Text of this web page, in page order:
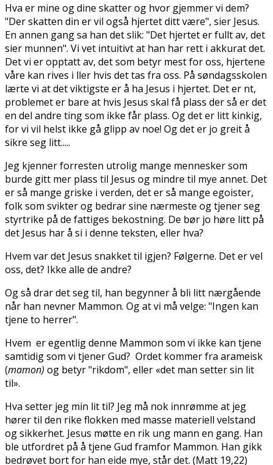
Hva er mine og dine skatter og hvor gjemmer vi dem?
"Der skatten din er vil også hjertet ditt være", sier Jesus.
En annen gang sa han det slik: "Det hjertet er fullt av, det
sier munnen". Vi vet intuitivt at han har rett i akkurat det.
Det vi er opptatt av, det som betyr mest for oss, hjertene
våre kan rives i filler hvis det tas fra oss. På søndagsskolen
lærte vi at det viktigste er å ha Jesus i hjertet. Det er fint,
problemet er bare at hvis Jesus skal få plass der så er det
en del andre ting som ikke får plass. Og det er litt kinkig,
for vi vil helst ikke gå glipp av noe! Og det er jo greit å
sikre seg litt.....
Jeg kjenner forresten utrolig mange mennesker som
burde gitt mer plass til Jesus og mindre til mye annet. Det
er så mange griske i verden, det er så mange egoister,
folk som svikter og bedrar sine nærmeste og tjener seg
styrtrike på de fattiges bekostning. De bør jo høre litt på
det Jesus har å si i denne teksten, eller hva?
Hvem var det Jesus snakket til igjen? Følgerne. Det er vel
oss, det? Ikke alle de andre?
Og så drar det seg til, han begynner å bli litt nærgående
når han nevner Mammon. Og at vi må velge: "Ingen kan
tjene to herrer".
Hvem er egentlig denne Mammon som vi ikke kan tjene
samtidig som vi tjener Gud? Ordet kommer fra arameisk
(mamon) og betyr "rikdom", eller «det man setter sin lit
til».
Hva setter jeg min lit til? Jeg må nok innrømme at jeg
hører til den rike flokken med masse materiell velstand
og sikkerhet. Jesus møtte en rik ung mann en gang. Han
ble utfordret på å tjene Gud framfor Mammon. Han gikk
bedrøvet bort for han eide mye, står det. (Matt 19,22)